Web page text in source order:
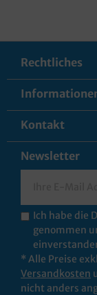
Rechtliches
Kontakt
Newsletter
Ich habe die
genommen
* Alle Preise
Versandkosten
nicht anders